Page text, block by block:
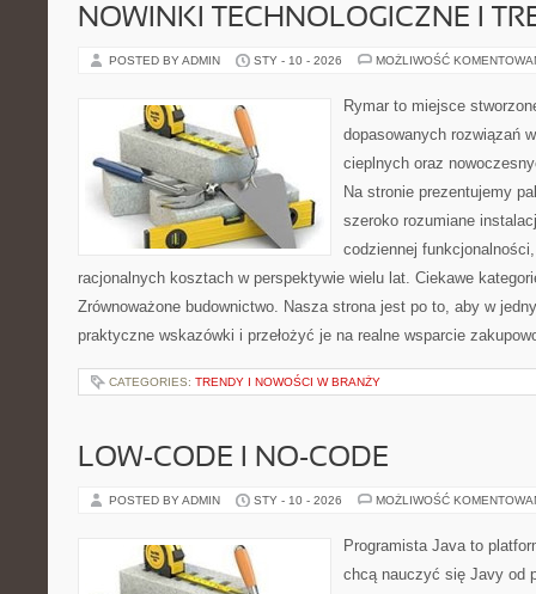
NOWINKI TECHNOLOGICZNE I
POSTED BY ADMIN STY - 10 - 2026 MOŻLIWOŚĆ
Rymar to miejsce
dopasowanych rozwiązań
cieplnych oraz
Na stronie prezentujemy
szeroko rozumiane
codziennej
racjonalnych kosztach w perspektywie wielu lat. Ciekawe
Zrównoważone budownictwo. Nasza strona jest po to, aby w
praktyczne wskazówki i przełożyć je na realne wsparcie
CATEGORIES: TRENDY I NOWOŚCI W BRANŻY
LOW-CODE I NO-CODE
POSTED BY ADMIN STY - 10 - 2026 MOŻLIWOŚĆ
Programista Java to
chcą nauczyć się Javy od